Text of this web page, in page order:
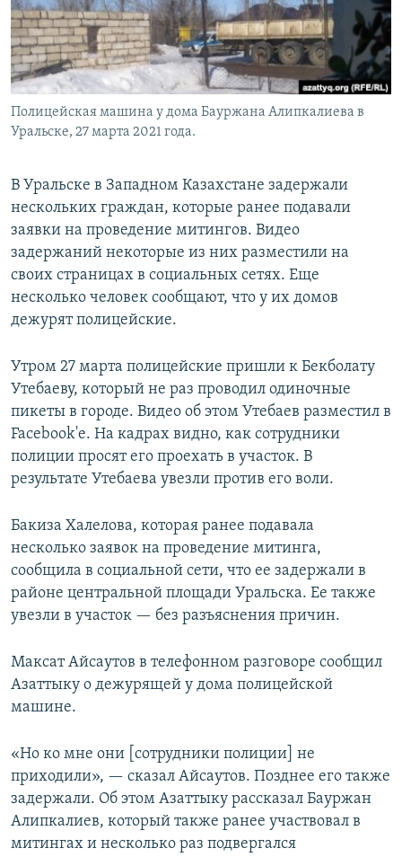
Полицейская машина у дома Бауржана Алипкалиева в
Уральске, 27 марта 2021 года.
В Уральске в Западном Казахстане задержали
нескольких граждан, которые ранее подавали
заявки на проведение митингов. Видео
задержаний некоторые из них разместили на
своих страницах в социальных сетях. Еще
несколько человек сообщают, что у их домов
дежурят полицейские.
Утром 27 марта полицейские пришли к Бекболату
Утебаеву, который не раз проводил одиночные
пикеты в городе. Видео об этом Утебаев разместил в
Facebook'е. На кадрах видно, как сотрудники
полиции просят его проехать в участок. В
результате Утебаева увезли против его воли.
Бакиза Халелова, которая ранее подавала
несколько заявок на проведение митинга,
сообщила в социальной сети, что ее задержали в
районе центральной площади Уральска. Ее также
увезли в участок — без разъяснения причин.
Максат Айсаутов в телефонном разговоре сообщил
Азаттыку о дежурящей у дома полицейской
машине.
«Но ко мне они [сотрудники полиции] не
приходили», — сказал Айсаутов. Позднее его также
задержали. Об этом Азаттыку рассказал Бауржан
Алипкалиев, который также ранее участвовал в
митингах и несколько раз подвергался